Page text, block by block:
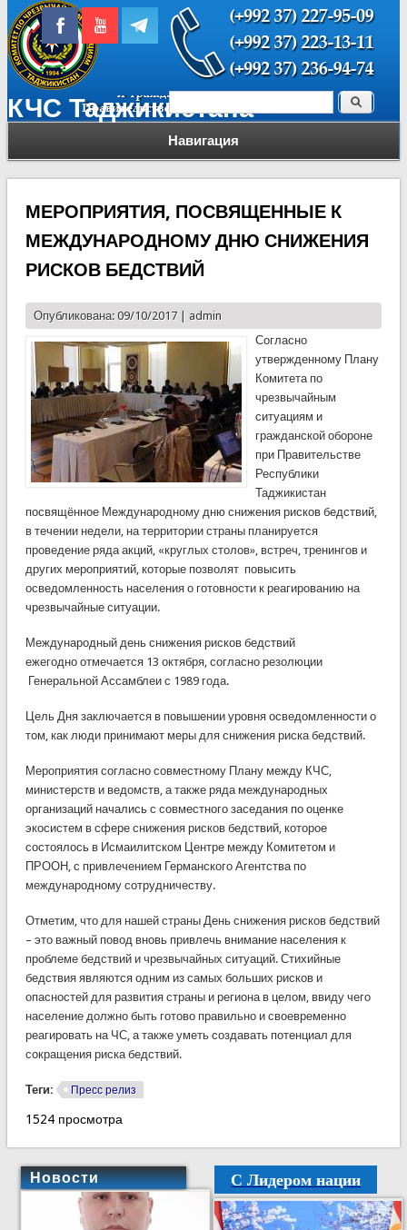
КЧС Таджикистана
Навигация
Форма поиска Поиск
МЕРОПРИЯТИЯ, ПОСВЯЩЕННЫЕ К
МЕЖДУНАРОДНОМУ ДНЮ СНИЖЕНИЯ
РИСКОВ БЕДСТВИЙ
Опубликована: 09/10/2017 | admin
Согласно
утвержденному Плану
Комитета по
чрезвычайным
ситуациям и
гражданской обороне
при Правительстве
Республики
Таджикистан
посвящённое Международному дню снижения рисков бедствий,
в течении недели, на территории страны планируется
проведение ряда акций, «круглых столов», встреч, тренингов и
других мероприятий, которые позволят повысить
осведомленность населения о готовности к реагированию на
чрезвычайные ситуации.
Международный день снижения рисков бедствий
ежегодно отмечается 13 октября, согласно резолюции
Генеральной Ассамблеи с 1989 года.
Цель Дня заключается в повышении уровня осведомленности о
том, как люди принимают меры для снижения риска бедствий.
Мероприятия согласно совместному Плану между КЧС,
министерств и ведомств, а также ряда международных
организаций начались с совместного заседания по оценке
экосистем в сфере снижения рисков бедствий, которое
состоялось в Исмаилитском Центре между Комитетом и
ПРООН, с привлечением Германского Агентства по
международному сотрудничеству.
Отметим, что для нашей страны День снижения рисков бедствий
– это важный повод вновь привлечь внимание населения к
проблеме бедствий и чрезвычайных ситуаций. Стихийные
бедствия являются одним из самых больших рисков и
опасностей для развития страны и региона в целом, ввиду чего
население должно быть готово правильно и своевременно
реагировать на ЧС, а также уметь создавать потенциал для
сокращения риска бедствий.
Теги: Пресс релиз
1524 просмотра
Новости С Лидером нации